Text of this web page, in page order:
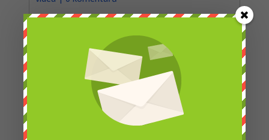
GXVaeHE Nejnebezpečnější hadi světa z
produkce Nat Geo TV...